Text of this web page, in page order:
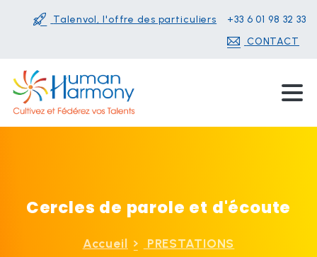
Talenvol, l'offre des particuliers
+33 6 01 98 32 33
CONTACT
Cercles de parole et d'écoute
Accueil
PRESTATIONS